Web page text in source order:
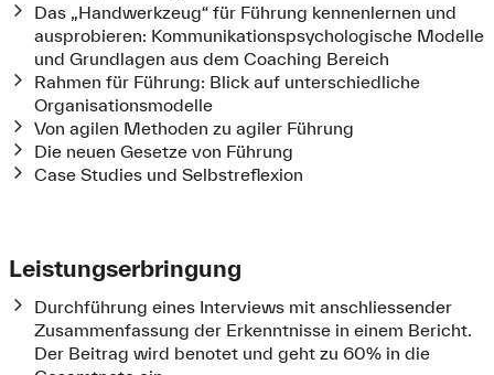
Das „Handwerkzeug“ für Führung kennenlernen und
ausprobieren: Kommunikationspsychologische Modelle
und Grundlagen aus dem Coaching Bereich
Rahmen für Führung: Blick auf unterschiedliche
Organisationsmodelle
Von agilen Methoden zu agiler Führung
Die neuen Gesetze von Führung
Case Studies und Selbstreflexion
Leistungserbringung
Durchführung eines Interviews mit anschliessender
Zusammenfassung der Erkenntnisse in einem Bericht.
Der Beitrag wird benotet und geht zu 60% in die